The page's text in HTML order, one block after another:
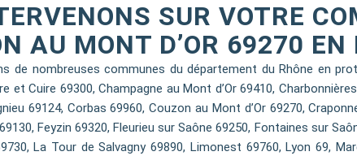
SUR VOTRE
AU MONT D’OR 69270
de nombreuses communes du département du Rhône en
et Cuire 69300, Champagne au Mont d’Or 69410,
69124, Corbas 69960, Couzon au Mont d’Or 69270,
Feyzin 69320, Fleurieu sur Saône 69250, Fontaines sur
La Tour de Salvagny 69890, Limonest 69760, Lyon 69,